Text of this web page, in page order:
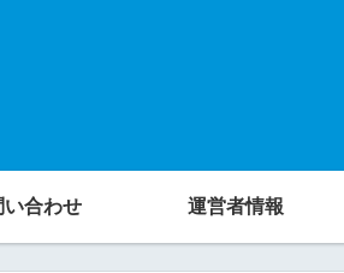
い合わせ 運営者情報